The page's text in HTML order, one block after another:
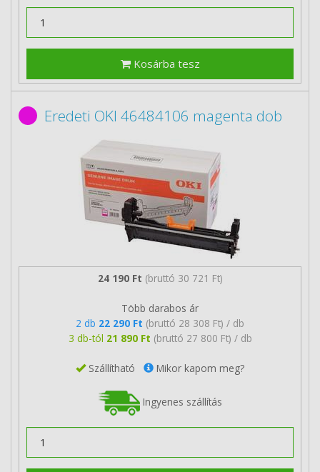
Kosárba tesz
Eredeti OKI 46484106 magenta dob
24 190 Ft (bruttó 30 721 Ft)
Több darabos ár
2 db 22 290 Ft (bruttó 28 308 Ft) / db
3 db-tól 21 890 Ft (bruttó 27 800 Ft) / db
Szállítható Mikor kapom meg?
Ingyenes szállítás